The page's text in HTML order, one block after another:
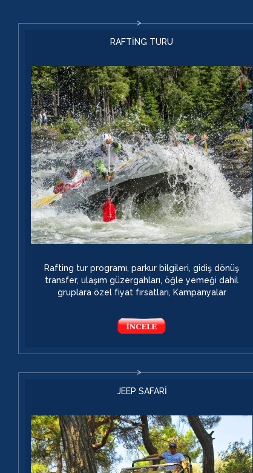
RAFTİNG TURU
Rafting tur programı, parkur bilgileri, gidiş dönüş
transfer, ulaşım güzergahları, öğle yemeği dahil
gruplara özel fiyat fırsatları, Kampanyalar
JEEP SAFARİ